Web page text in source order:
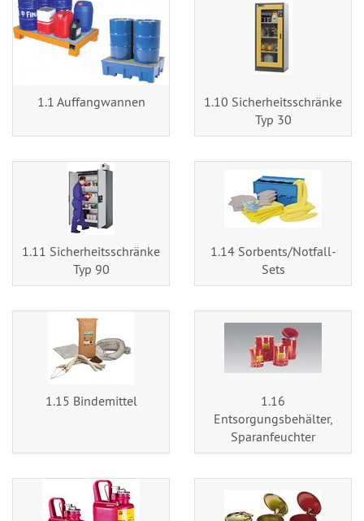
1.1 Auffangwannen
1.10 Sicherheitsschränke
Typ 30
1.11 Sicherheitsschränke
Typ 90
1.14 Sorbents/Notfall-
Sets
1.15 Bindemittel
1.16
Entsorgungsbehälter,
Sparanfeuchter